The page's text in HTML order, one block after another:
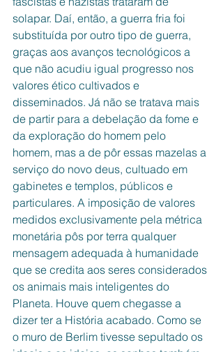
solapar. Daí, então, a guerra fria foi
substituída por outro tipo de guerra,
graças aos avanços tecnológicos a
que não acudiu igual progresso nos
valores ético cultivados e
disseminados. Já não se tratava mais
de partir para a debelação da fome e
da exploração do homem pelo
homem, mas a de pôr essas mazelas a
serviço do novo deus, cultuado em
gabinetes e templos, públicos e
particulares. A imposição de valores
medidos exclusivamente pela métrica
monetária pôs por terra qualquer
mensagem adequada à humanidade
que se credita aos seres considerados
os animais mais inteligentes do
Planeta. Houve quem chegasse a
dizer ter a História acabado. Como se
o muro de Berlim tivesse sepultado os